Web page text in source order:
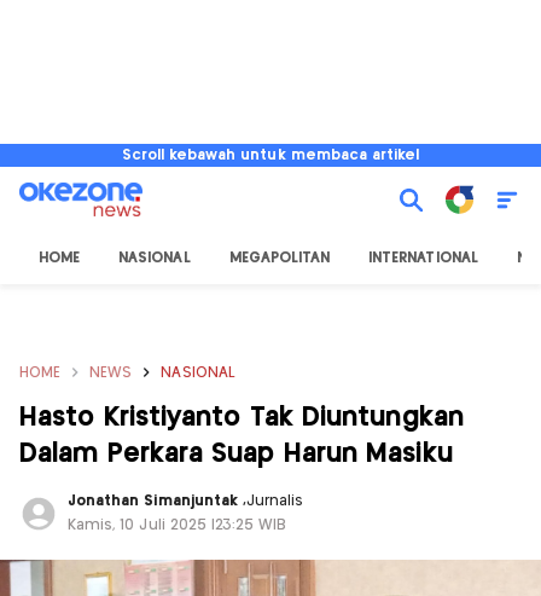
Scroll kebawah untuk membaca artikel
HOME NASIONAL MEGAPOLITAN INTERNATIONAL
HOME NEWS NASIONAL
Hasto Kristiyanto Tak Diuntungkan
Dalam Perkara Suap Harun Masiku
Jonathan Simanjuntak,Jurnalis
Kamis, 10 Juli 2025 |23:25 WIB